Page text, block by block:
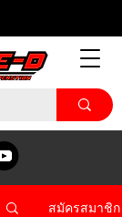
สมัครสมาชิก